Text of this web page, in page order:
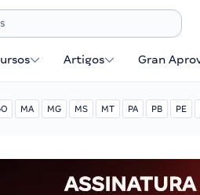
Artigos Gran
MA MG MS MT PA PB PE